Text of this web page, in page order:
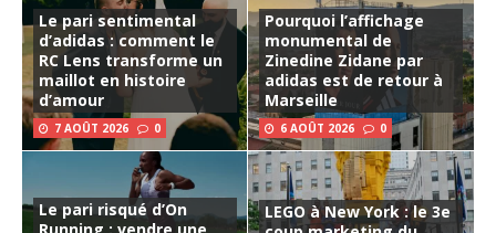
Le pari sentimental
d’adidas : comment le
RC Lens transforme un
maillot en histoire
d’amour
7 AOÛT 2026 0
Pourquoi l’affichage
monumental de
Zinedine Zidane par
adidas est de retour à
Marseille
6 AOÛT 2026 0
Le pari risqué d’On
LEGO à New York : le 3e